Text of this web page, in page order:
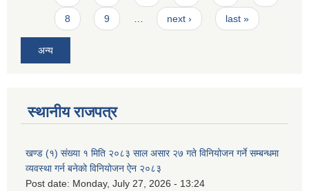
8 9 next › last »
अन्य
स्थानीय राजपत्र
खण्ड (१) संख्या १ मिति २०८३ साल असार २७ गते विनियोजन गर्ने सम्बन्धमा
व्यवस्था गर्न बनेको विनियोजन ऐन २०८३
Post date: Monday, July 27, 2026 - 13:24